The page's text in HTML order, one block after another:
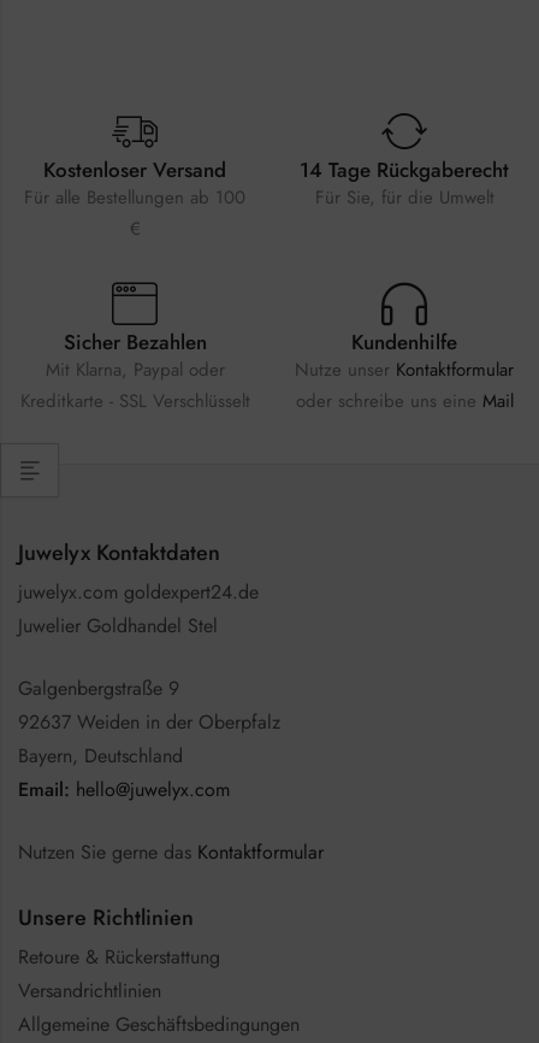
Kostenloser Versand
Für alle Bestellungen ab 100
€
14 Tage Rückgaberecht
Für Sie, für die Umwelt
Sicher Bezahlen
Mit Klarna, Paypal oder
Kreditkarte - SSL Verschlüsselt
Kundenhilfe
Nutze unser Kontaktformular
oder schreibe uns eine Mail
Juwelyx Kontaktdaten
juwelyx.com goldexpert24.de
Juwelier Goldhandel Stel
Galgenbergstraße 9
92637 Weiden in der Oberpfalz
Bayern, Deutschland
Email: hello@juwelyx.com
Nutzen Sie gerne das Kontaktformular
Unsere Richtlinien
Retoure & Rückerstattung
Versandrichtlinien
Allgemeine Geschäftsbedingungen